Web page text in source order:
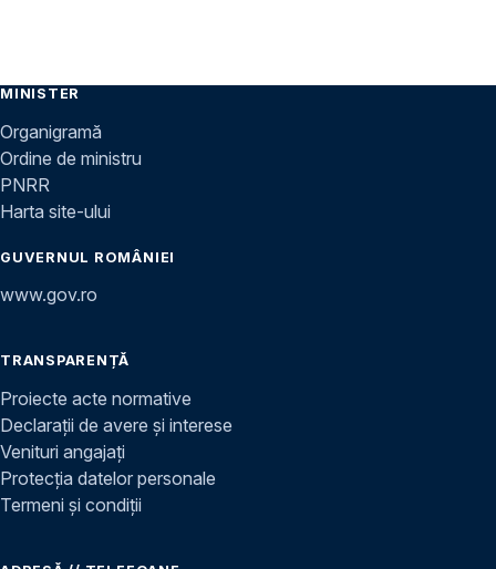
MINISTER
Organigramă
Ordine de ministru
PNRR
Harta site-ului
GUVERNUL ROMÂNIEI
www.gov.ro
TRANSPARENȚĂ
Proiecte acte normative
Declarații de avere și interese
Venituri angajați
Protecția datelor personale
Termeni și condiții